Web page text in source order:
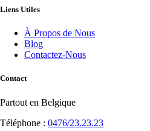
Liens Utiles
À Propos de Nous
Blog
Contactez-Nous
Contact
Partout en Belgique
Téléphone : 0476/23.23.23